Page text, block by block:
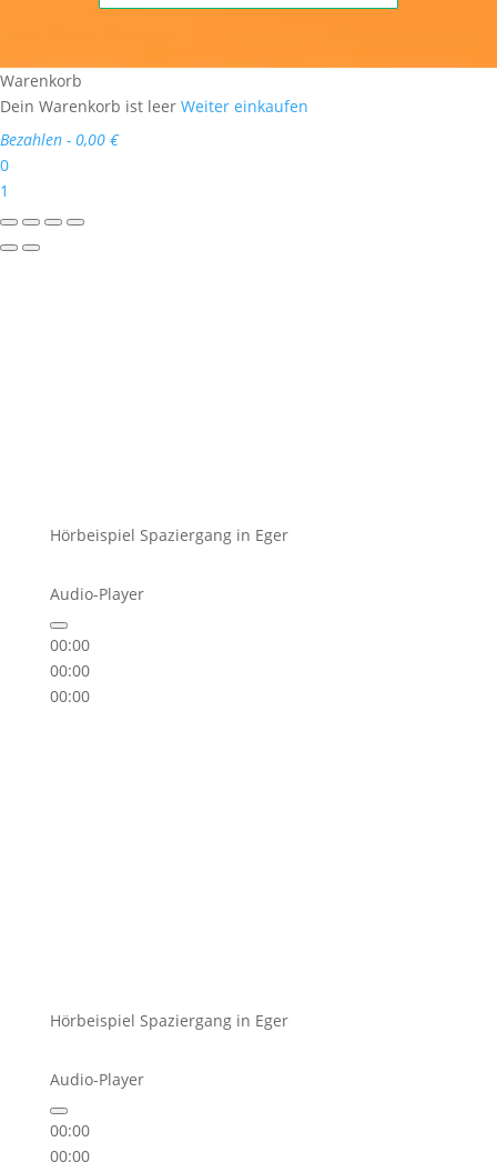
Warenkorb
Dein Warenkorb ist leer Weiter einkaufen
Bezahlen - 0,00 €
0
1
Hörbeispiel Spaziergang in Eger
Audio-Player
00:00
00:00
00:00
Hörbeispiel Spaziergang in Eger
Audio-Player
00:00
00:00